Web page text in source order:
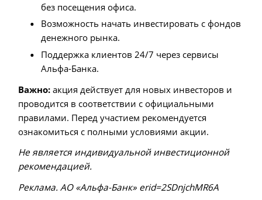
без посещения офиса.
Возможность начать инвестировать с фондов
денежного рынка.
Поддержка клиентов 24/7 через сервисы
Альфа-Банка.
Важно: акция действует для новых инвесторов и
проводится в соответствии с официальными
правилами. Перед участием рекомендуется
ознакомиться с полными условиями акции.
Не является индивидуальной инвестиционной
рекомендацией.
Рeклaмa. АО «Альфа-Банк» erid=2SDnjchMR6A